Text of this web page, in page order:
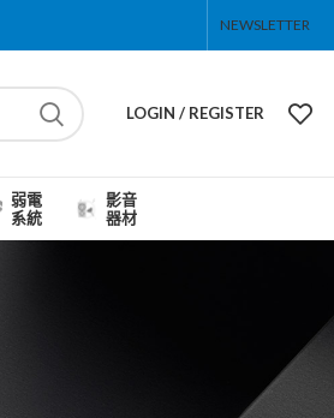
NEWSLETTER
LOGIN / REGISTER
弱電
系統
影音
器材